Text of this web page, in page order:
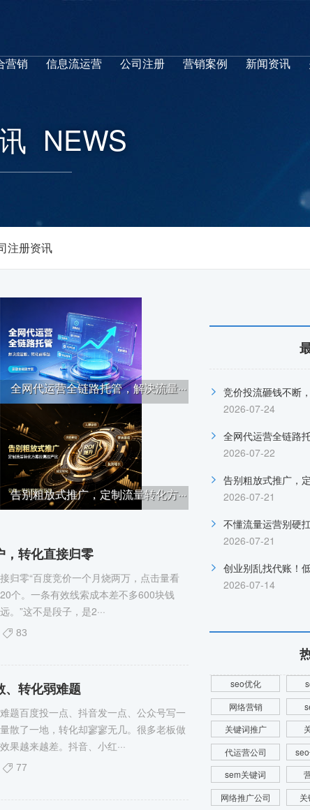
营销 信息流运营 公司注册 营销案例 新闻资讯
NEWS
注册资讯
全网代运营全链路托管，解决流量···
告别粗放式推广，定制流量转化方···
，转化直接归零
归零“百度竞价一个月烧两万，点击量看
个。一条有效线索成本差不多600块钱
”这不是段子，是2···
83
、转化弱难题
题百度投一点、抖音发一点、公众号写一
了一地，转化却寥寥无几。很多老板做
越来越差。抖音、小红···
77
2026-07-24
全网代运营全链路
2026-07-22
告别粗放式推广，
2026-07-21
不懂流量运营别硬
2026-07-21
创业别乱找代账！
2026-07-14
seo优化
网络营销
关键词推广
代运营公司
sem关键词
网络推广公司